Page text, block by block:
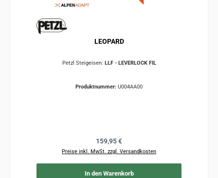
LEOPARD
Petzl Steigeisen: LLF - LEVERLOCK FIL
Produktnummer: U004AA00
Regulärer Preis:
159,95 €
Preise inkl. MwSt. zzgl. Versandkosten
In den Warenkorb